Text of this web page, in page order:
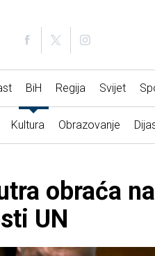
BiH Regija Svijet
Kultura Obrazovanje
obraća
UN